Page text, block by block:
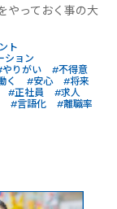
やっておく事の大
ト
ション
りがい
#不得意
く #安心
#将来
#正社員
#求人
#言語化 #離職率